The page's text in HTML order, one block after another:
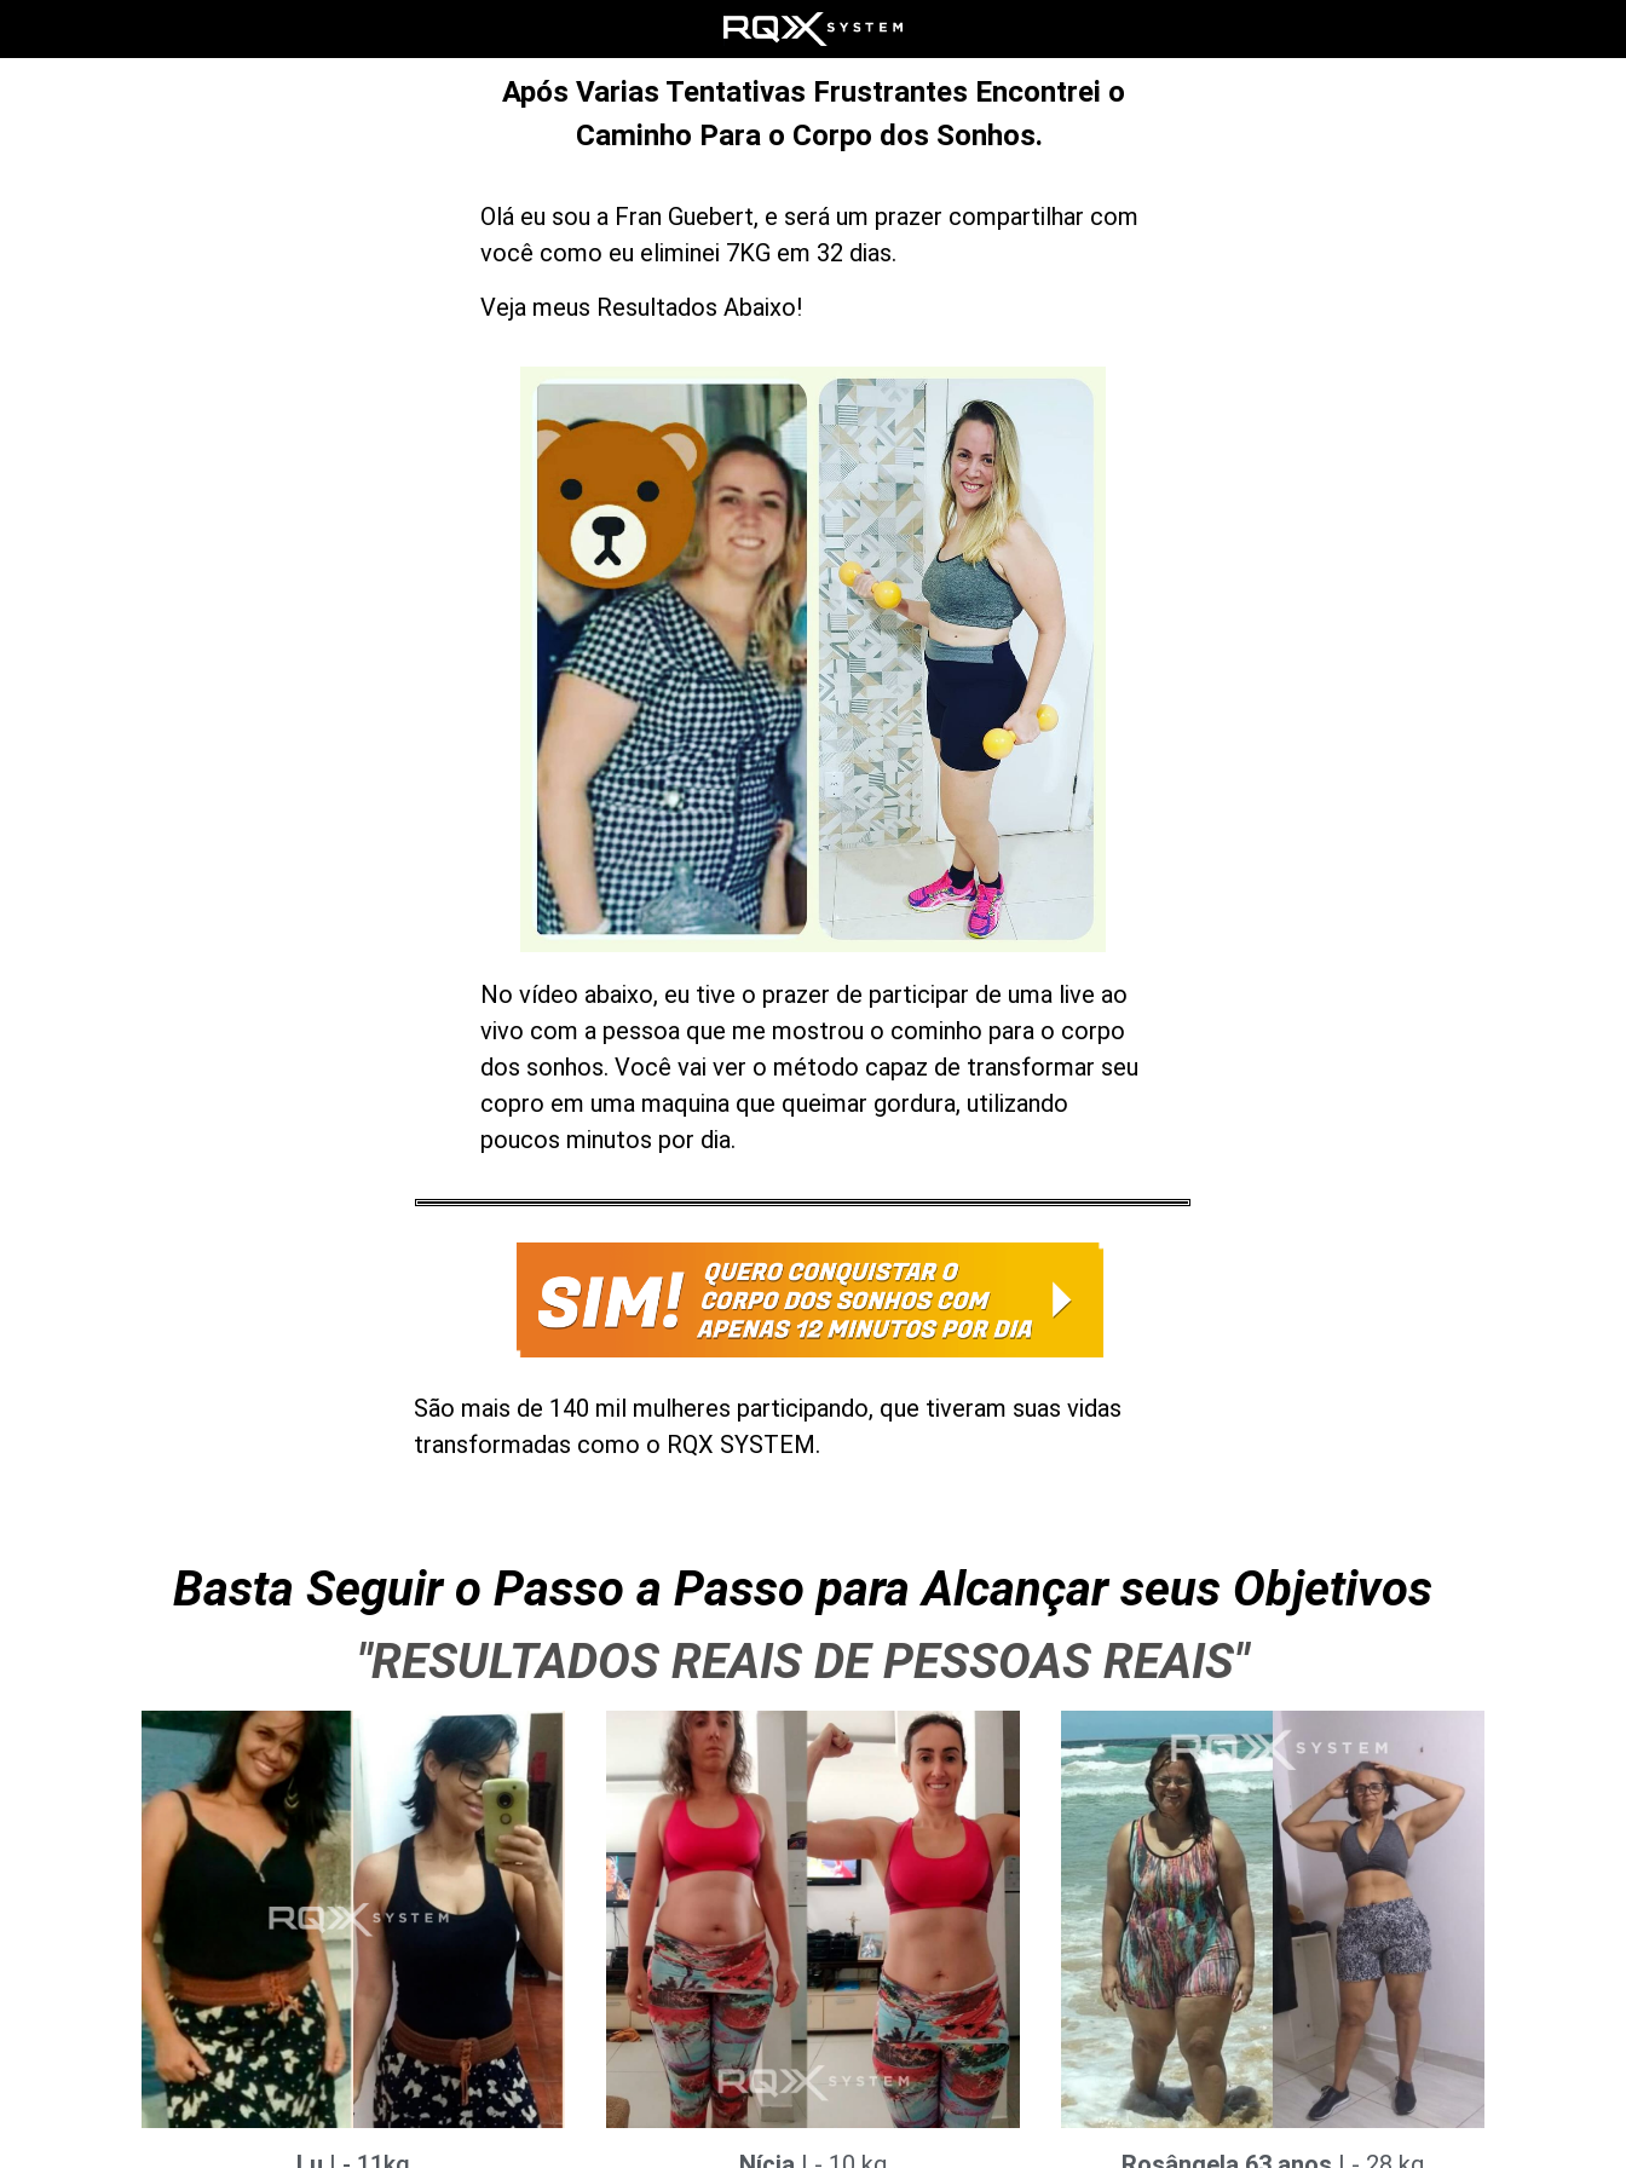
Após Varias Tentativas Frustrantes Encontrei o
Caminho Para o Corpo dos Sonhos.
Olá eu sou a Fran Guebert, e será um prazer compartilhar com
você como eu eliminei 7KG em 32 dias.
Veja meus Resultados Abaixo!
No vídeo abaixo, eu tive o prazer de participar de uma live ao
vivo com a pessoa que me mostrou o cominho para o corpo
dos sonhos. Você vai ver o método capaz de transformar seu
copro em uma maquina que queimar gordura, utilizando
poucos minutos por dia.
São mais de 140 mil mulheres participando, que tiveram suas vidas
transformadas como o RQX SYSTEM.
Basta Seguir o Passo a Passo para Alcançar seus Objetivos
"RESULTADOS REAIS DE PESSOAS REAIS"